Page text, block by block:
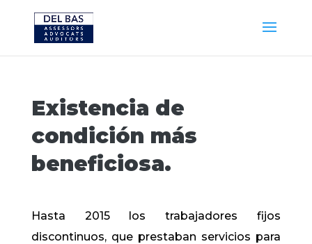
Existencia de
condición más
beneficiosa.
Hasta 2015 los trabajadores fijos
discontinuos, que prestaban servicios para